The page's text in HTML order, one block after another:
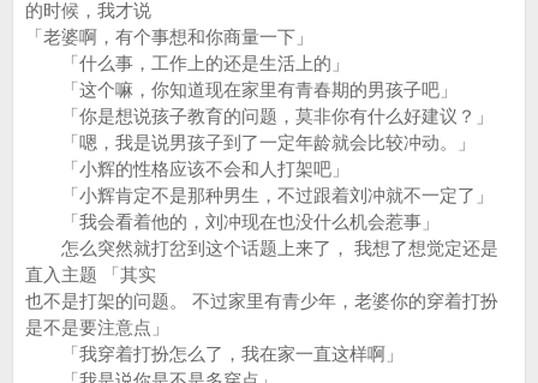
的时候，我才说
「老婆啊，有个事想和你商量一下」
「什么事，工作上的还是生活上的」
「这个嘛，你知道现在家里有青春期的男孩子吧」
「你是想说孩子教育的问题，莫非你有什么好建议？」
「嗯，我是说男孩子到了一定年龄就会比较冲动。」
「小辉的性格应该不会和人打架吧」
「小辉肯定不是那种男生，不过跟着刘冲就不一定了」
「我会看着他的，刘冲现在也没什么机会惹事」
怎么突然就打岔到这个话题上来了， 我想了想觉定还是
直入主题 「其实
也不是打架的问题。 不过家里有青少年，老婆你的穿着打扮
是不是要注意点」
「我穿着打扮怎么了，我在家一直这样啊」